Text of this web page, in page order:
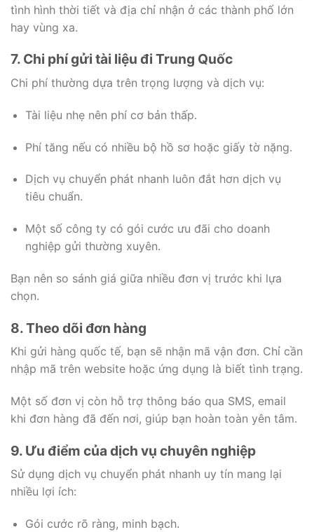
tình hình thời tiết và địa chỉ nhận ở các thành phố lớn
hay vùng xa.
7. Chi phí gửi tài liệu đi Trung Quốc
Chi phí thường dựa trên trọng lượng và dịch vụ:
Tài liệu nhẹ nên phí cơ bản thấp.
Phí tăng nếu có nhiều bộ hồ sơ hoặc giấy tờ nặng.
Dịch vụ chuyển phát nhanh luôn đắt hơn dịch vụ
tiêu chuẩn.
Một số công ty có gói cước ưu đãi cho doanh
nghiệp gửi thường xuyên.
Bạn nên so sánh giá giữa nhiều đơn vị trước khi lựa
chọn.
8. Theo dõi đơn hàng
Khi gửi hàng quốc tế, bạn sẽ nhận mã vận đơn. Chỉ cần
nhập mã trên website hoặc ứng dụng là biết tình trạng.
Một số đơn vị còn hỗ trợ thông báo qua SMS, email
khi đơn hàng đã đến nơi, giúp bạn hoàn toàn yên tâm.
9. Ưu điểm của dịch vụ chuyên nghiệp
Sử dụng dịch vụ chuyển phát nhanh uy tín mang lại
nhiều lợi ích:
Gói cước rõ ràng, minh bạch.